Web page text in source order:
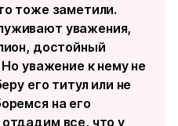
тоже заметили.
уважения,
достойный
уважение к нему не
его титул или не
на его
все, что у